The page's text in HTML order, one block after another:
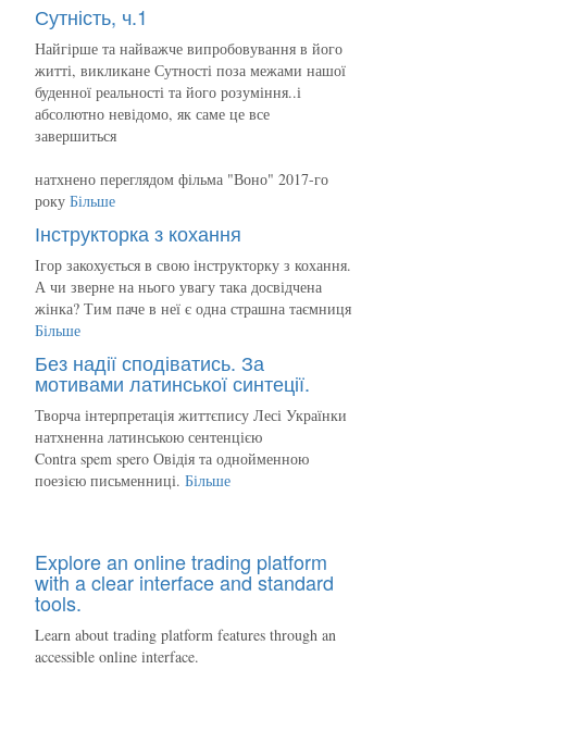
Сутність, ч.1
Найгірше та найважче випробовування в його
житті, викликане Сутності поза межами нашої
буденної реальності та його розуміння..і
абсолютно невідомо, як саме це все
завершиться
натхнено переглядом фільма "Воно" 2017-го
року Більше
Інструкторка з кохання
Ігор закохується в свою інструкторку з кохання.
А чи зверне на нього увагу така досвідчена
жінка? Тим паче в неї є одна страшна таємниця
Більше
Без надії сподіватись. За
мотивами латинської синтеції.
Творча інтерпретація життєпису Лесі Українки
натхненна латинською сентенцією
Contra spem spero Овідія та однойменною
поезією письменниці. Більше
Explore an online trading platform
with a clear interface and standard
tools.
Learn about trading platform features through an
accessible online interface.